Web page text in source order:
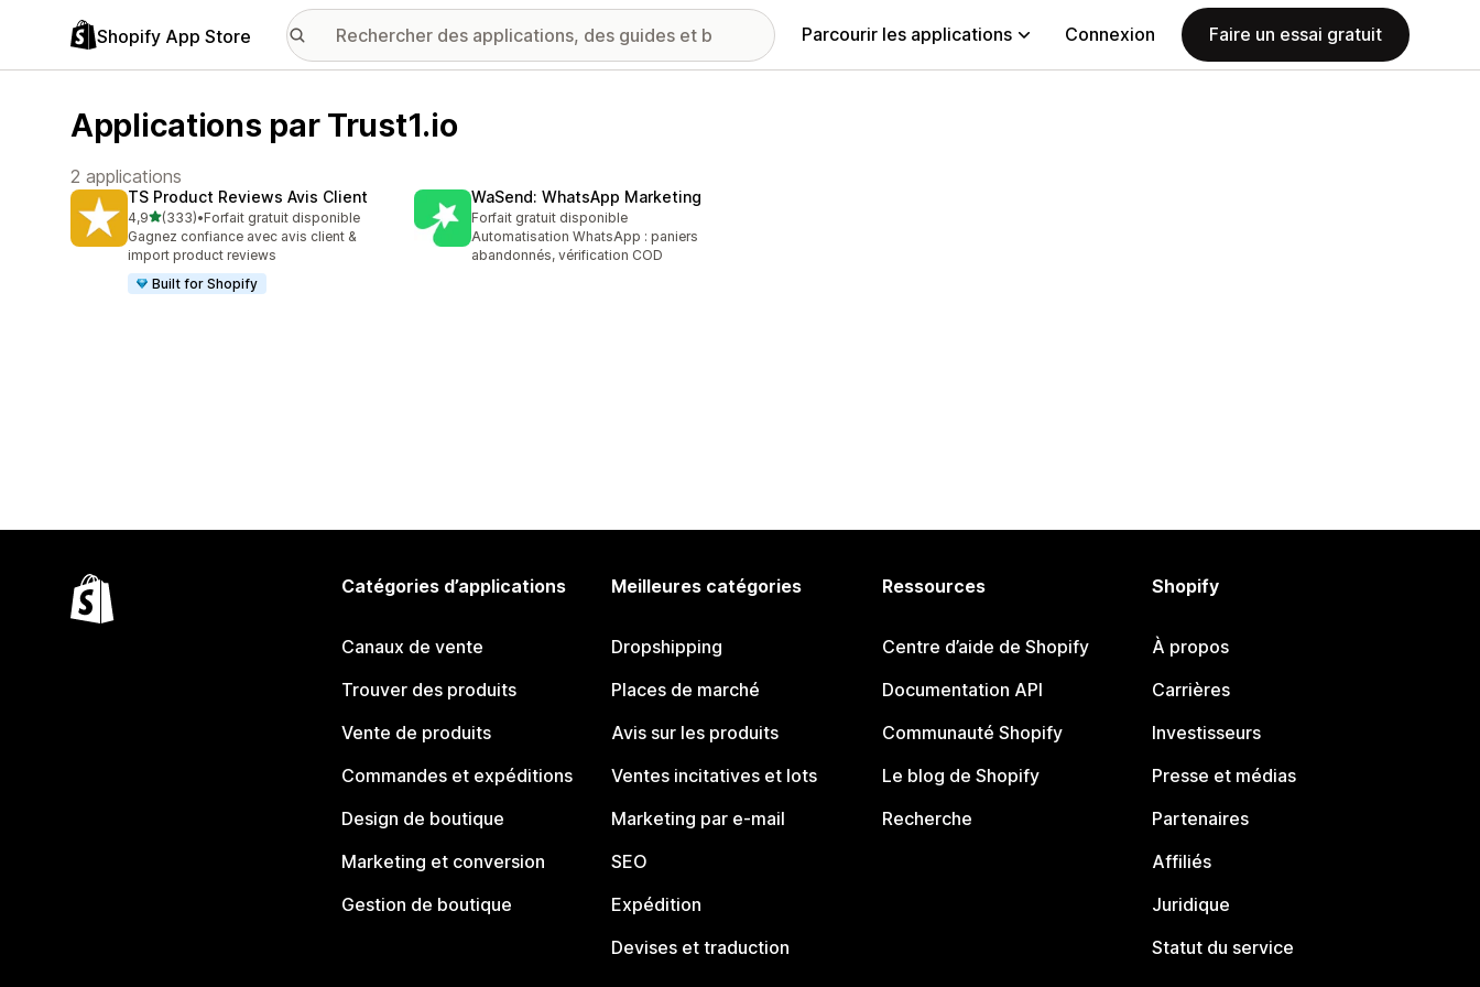
Shopify App Store Parcourir les applications Connexion Faire un essai gratuit
Applications par Trust1.io
2 applications
TS Product Reviews Avis Client
4,9étoile(s) sur 5
(333)
333 avis au total
•Forfait gratuit disponible
Gagnez confiance avec avis client &
import product reviews
Built for Shopify
WaSend: WhatsApp Marketing
Forfait gratuit disponible
Automatisation WhatsApp : paniers
abandonnés, vérification COD
Catégories d’applications
Canaux de vente
Trouver des produits
Vente de produits
Commandes et expéditions
Design de boutique
Marketing et conversion
Gestion de boutique
Meilleures catégories
Dropshipping
Places de marché
Avis sur les produits
Ventes incitatives et lots
Marketing par e-mail
SEO
Expédition
Devises et traduction
Ressources
Centre d’aide de Shopify
Documentation API
Communauté Shopify
Le blog de Shopify
Recherche
Shopify
À propos
Carrières
Investisseurs
Presse et médias
Partenaires
Affiliés
Juridique
Statut du service